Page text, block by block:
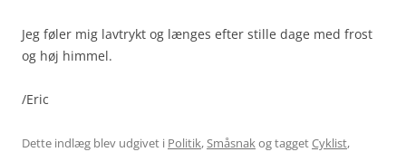
Jeg føler mig lavtrykt og længes efter stille dage med frost
og høj himmel.
/Eric
Dette indlæg blev udgivet i Politik,Småsnakog taggetCyklist,